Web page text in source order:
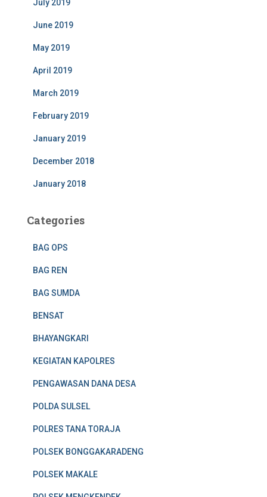
July 2019
June 2019
May 2019
April 2019
March 2019
February 2019
January 2019
December 2018
January 2018
Categories
BAG OPS
BAG REN
BAG SUMDA
BENSAT
BHAYANGKARI
KEGIATAN KAPOLRES
PENGAWASAN DANA DESA
POLDA SULSEL
POLRES TANA TORAJA
POLSEK BONGGAKARADENG
POLSEK MAKALE